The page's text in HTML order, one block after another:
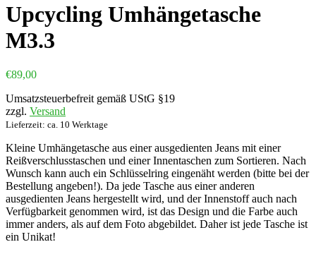
Upcycling Umhängetasche
M3.3
€89,00
Umsatzsteuerbefreit gemäß UStG §19
zzgl. Versand
Lieferzeit: ca. 10 Werktage
Kleine Umhängetasche aus einer ausgedienten Jeans mit einer
Reißverschlusstaschen und einer Innentaschen zum Sortieren. Nach
Wunsch kann auch ein Schlüsselring eingenäht werden (bitte bei der
Bestellung angeben!). Da jede Tasche aus einer anderen
ausgedienten Jeans hergestellt wird, und der Innenstoff auch nach
Verfügbarkeit genommen wird, ist das Design und die Farbe auch
immer anders, als auf dem Foto abgebildet. Daher ist jede Tasche ist
ein Unikat!